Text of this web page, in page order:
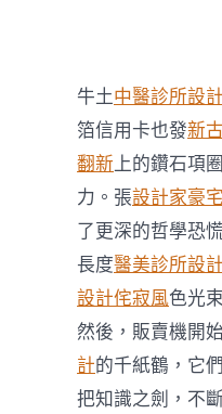
牛土中醫診所設計
箔信用卡也發新
翻新上的鑽石項圈
力。張設計家豪宅
了更深的哲學恐
長度醫美診所設計
設計侘寂風色光
然後，販賣機開
計的千紙鶴，它
把知識之劍，不